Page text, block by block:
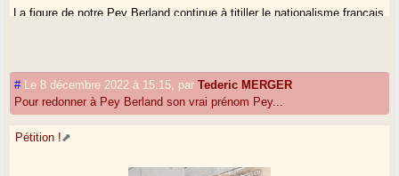
La figure de notre Pey Berland continue à titiller le nationalisme français
(donc "Pierre Berland" !) sur la plaque commémorative qui figure, en
son honneur, sur la place Pey Berland, entre la cathédrale et l’entrée de
la Mairie de Bordeaux. Photo souhaitable...
# Le 8 décembre 2022 à 15:15 parTederic MERGER
Pour redonner à Pey Berland son vrai prénom Pey...
Pétition !